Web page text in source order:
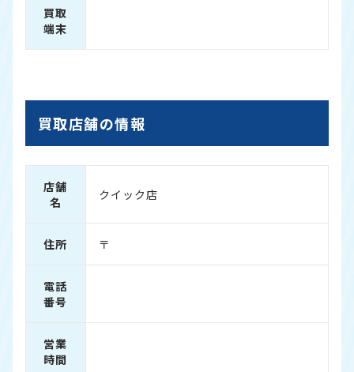
買取
端末
買取店舗の情報
店舗
名
クイック店
住所 〒
電話
番号
営業
時間